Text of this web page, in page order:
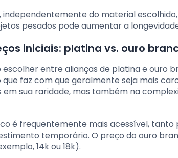
do material
pesados pode aumentar a
iniciais: platina vs. ouro
entre alianças de platina e ouro
faz com que geralmente seja mais
sua raridade, mas também na
é frequentemente mais acessível, tanto
temporário. O preço do ouro
14k ou 18k).